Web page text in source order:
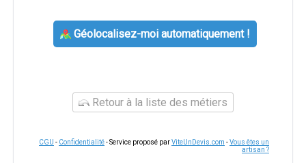
Géolocalisez-moi automatiquement !
Retour à la liste des métiers
CGU - Confidentialité- Service proposé parViteUnDevis.com -Vous êtes un
artisan ?